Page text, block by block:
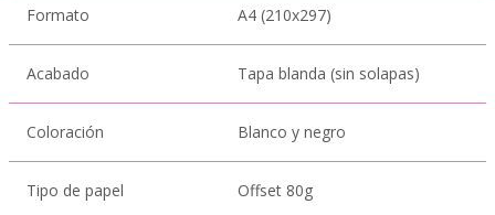
Formato A4 (210x297)
Acabado Tapa blanda (sin solapas)
Coloración Blanco y negro
Tipo de papel Offset 80g